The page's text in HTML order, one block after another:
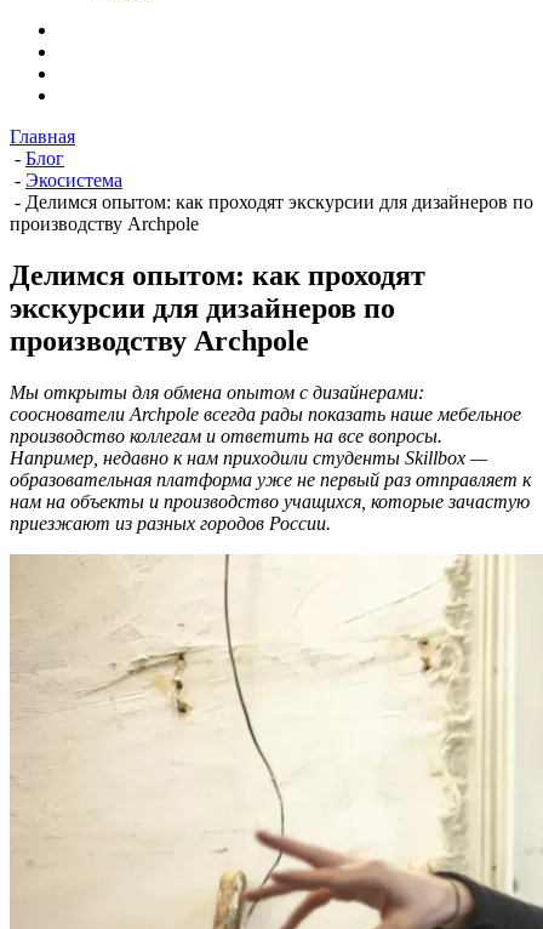
Главная
- Блог
- Экосистема
- Делимся опытом: как проходят экскурсии для дизайнеров по
производству Archpole
Делимся опытом: как проходят
экскурсии для дизайнеров по
производству Archpole
Мы открыты для обмена опытом с дизайнерами:
сооснователи Archpole всегда рады показать наше мебельное
производство коллегам и ответить на все вопросы.
Например, недавно к нам приходили студенты Skillbox —
образовательная платформа уже не первый раз отправляет к
нам на объекты и производство учащихся, которые зачастую
приезжают из разных городов России.